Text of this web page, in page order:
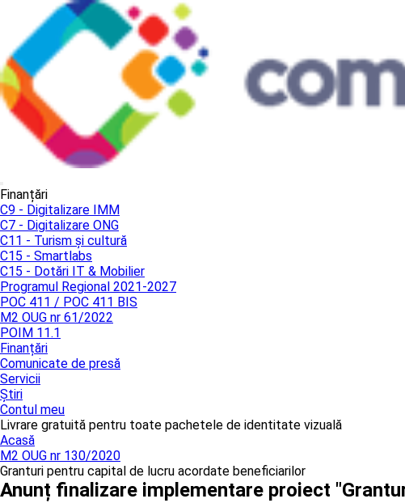
Finanțări
C9 - Digitalizare IMM
C7 - Digitalizare ONG
C11 - Turism și cultură
C15 - Smartlabs
C15 - Dotări IT & Mobilier
Programul Regional 2021-2027
POC 411 / POC 411 BIS
M2 OUG nr 61/2022
POIM 11.1
Finanțări
Comunicate de presă
Servicii
Știri
Contul meu
Livrare gratuită pentru toate pachetele de identitate vizuală
Acasă
M2 OUG nr 130/2020
Granturi pentru capital de lucru acordate beneficiarilor
Anunț finalizare implementare proiect